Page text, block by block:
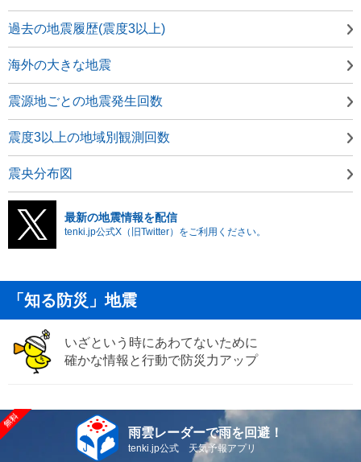
過去の地震履歴(震度3以上)
海外の大きな地震
震源地ごとの地震発生回数
震度3以上の地域別観測回数
震央分布図
最新の地震情報を配信
tenki.jp公式X（旧Twitter）をご利用ください。
「知る防災」地震
いざという時にあわてないために
確かな情報と行動で防災力アップ
雨雲レーダーで雨を回避！
tenki.jp公式 天気予報アプリ